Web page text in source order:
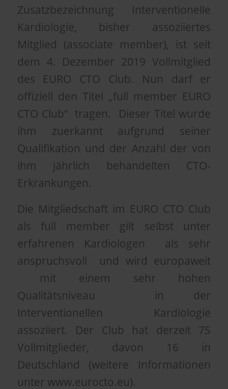
Zusatzbezeichnung Interventionelle
Kardiologie, bisher assoziiertes
Mitglied (associate member), ist seit
dem 4. Dezember 2019 Vollmitglied
des EURO CTO Club. Nun darf er
offiziell den Titel „full member EURO
CTO Club“ tragen. Dieser Titel wurde
ihm zuerkannt aufgrund seiner
Qualifikation und der Anzahl der von
ihm jährlich behandelten CTO-
Erkrankungen.
Die Mitgliedschaft im EURO CTO Club
als full member gilt selbst unter
erfahrenen Kardiologen als sehr
anspruchsvoll und wird europaweit
mit einem sehr hohen
Qualitätsniveau in der
Interventionellen Kardiologie
assoziiert. Der Club hat derzeit 75
Vollmitglieder, davon 16 in
Deutschland (weitere Informationen
unter www.eurocto.eu).